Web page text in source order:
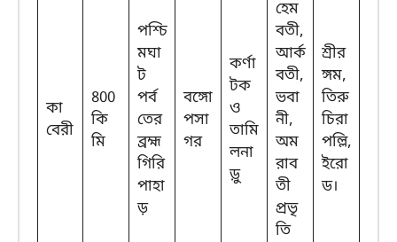
কা
বেরী
800
কি
মি
পশ্চি
মঘা
ট
পর্ব
তের
ব্রহ্ম
গিরি
পাহা
ড়
বঙ্গো
পসা
গর
কর্ণা
টক
ও
তামি
লনা
ড়ু
হেম
বতী,
আর্ক
বতী,
ভবা
নী,
অম
রাব
তী
প্রভৃ
তি
শ্রীর
ঙ্গম,
তিরু
চিরা
পল্লি,
ইরো
ড।